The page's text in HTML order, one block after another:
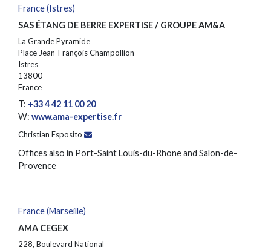
France (Istres)
SAS ÉTANG DE BERRE EXPERTISE / GROUPE AM&A
La Grande Pyramide
Place Jean-François Champollion
Istres
13800
France
T: +33 4 42 11 00 20
W: www.ama-expertise.fr
Christian Esposito
Offices also in Port-Saint Louis-du-Rhone and Salon-de-
Provence
France (Marseille)
AMA CEGEX
228, Boulevard National